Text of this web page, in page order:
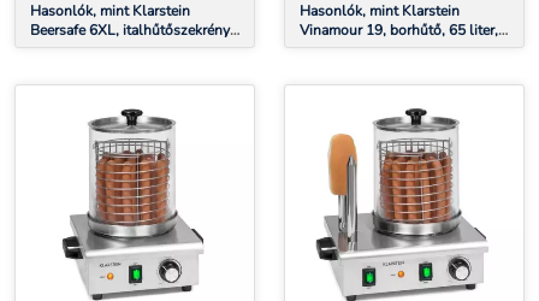
ROZSDAMENTES ACÉL
Hasonlók, mint Klarstein
Beersafe 6XL, italhűtőszekrény,
201 liter, 0 -10°C, üveg, G
rozsdamentes acél
Hasonlók, mint Klarstein
Vinamour 19, borhűtő, 65 liter,
19 palack, 4 - 18 °C, 40 dB,